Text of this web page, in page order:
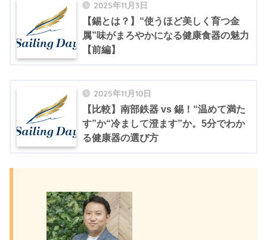
2025年11月3日
【錫とは？】“使うほど美しく育つ金
属”味がまろやかになる健康食器の魅力
【前編】
2025年11月10日
【比較】南部鉄器 vs 錫！“温めて満た
す”か“冷まして澄ます”か。5分でわか
る健康器の選び方